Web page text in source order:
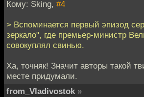
Кому: Sking, #4
> Вспоминается первый эпизод
зеркало", где премьер-министр
совокуплял свинью.
Ха, точняк! Значит авторы такой
месте придумали.
from_Vladivostok »